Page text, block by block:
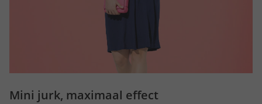
Mini jurk, maximaal effect